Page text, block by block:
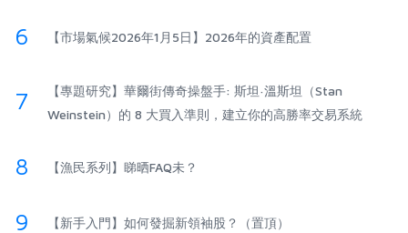
6 【市場氣候2026年1月5日】2026年的資產配置
7
【專題研究】華爾街傳奇操盤手: 斯坦·溫斯坦（Stan
Weinstein）的 8 大買入準則，建立你的高勝率交易系統
8 【漁民系列】睇晒FAQ未？
9 【新手入門】如何發掘新領袖股？（置頂）